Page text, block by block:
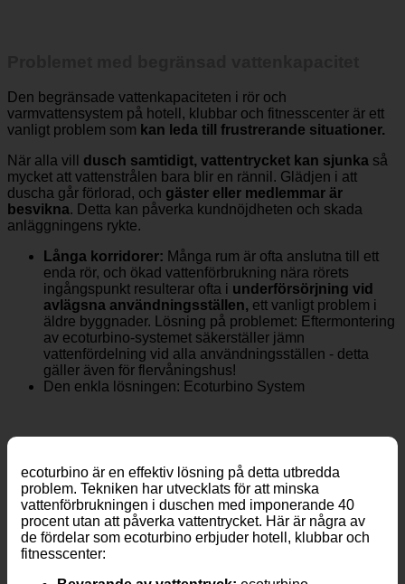
Den begränsade vattenkapaciteten i rör och
varmvattensystem på hotell, klubbar och fitnesscenter är ett
vanligt problem som kan leda till frustrerande situationer.
När alla vill dusch samtidigt, vattentrycket kan sjunka så
mycket att vattenstrålen bara blir en rännil. Glädjen i att
duscha går förlorad, och gäster eller medlemmar är
besvikna. Detta kan påverka kundnöjdheten och skada
anläggningens rykte.
Långa korridorer: Många rum är ofta anslutna till ett
enda rör, och ökad vattenförbrukning nära rörets
ingångspunkt resulterar ofta i underförsörjning vid
avlägsna användningsställen, ett vanligt problem i
äldre byggnader. Lösning på problemet: Eftermontering
av ecoturbino-systemet säkerställer jämn
vattenfördelning vid alla användningsställen - detta
gäller även för flervåningshus!
Den enkla lösningen: Ecoturbino System
ecoturbino är en effektiv lösning på detta utbredda
problem. Tekniken har utvecklats för att minska
vattenförbrukningen i duschen med imponerande 40
procent utan att påverka vattentrycket. Här är några av
de fördelar som ecoturbino erbjuder hotell, klubbar och
fitnesscenter: